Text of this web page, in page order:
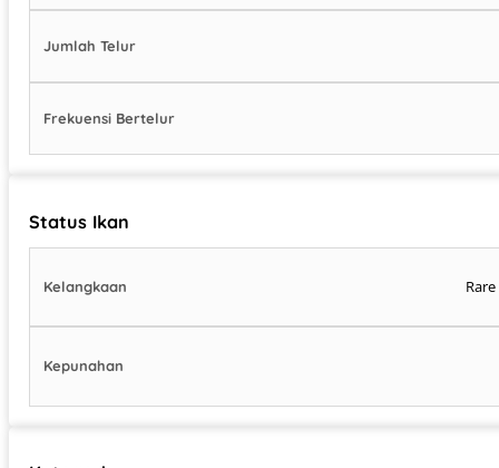
Jumlah Telur
Frekuensi Bertelur
Status Ikan
Kelangkaan Rare
Kepunahan